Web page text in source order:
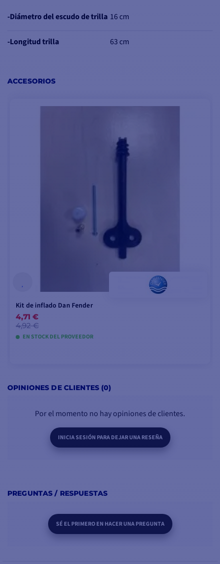
-Diámetro del escudo de trilla 16 cm
-Longitud trilla 63 cm
Se puede utilizar vertical y
ACCESORIOS
Kit de inflado Dan Fender
4,71 €
4,92 €
EN STOCK DEL PROVEEDOR
OPINIONES DE CLIENTES (0)
Por el momento no hay opiniones de clientes.
INICIA SESIÓN PARA DEJAR UNA RESEÑA
PREGUNTAS / RESPUESTAS
SÉ EL PRIMERO EN HACER UNA PREGUNTA